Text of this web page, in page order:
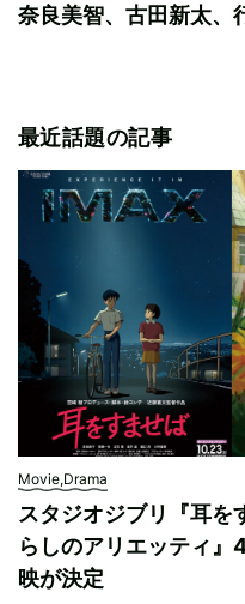
奈良美智、古田新太、
最近話題の記事
Movie,Drama
スタジオジブリ『耳を
らしのアリエッティ』
映が決定